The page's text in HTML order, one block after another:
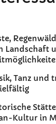
Landschaft
Tanz und
Kultur in